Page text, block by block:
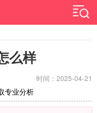
么样
时间：2025-04-21
专业分析